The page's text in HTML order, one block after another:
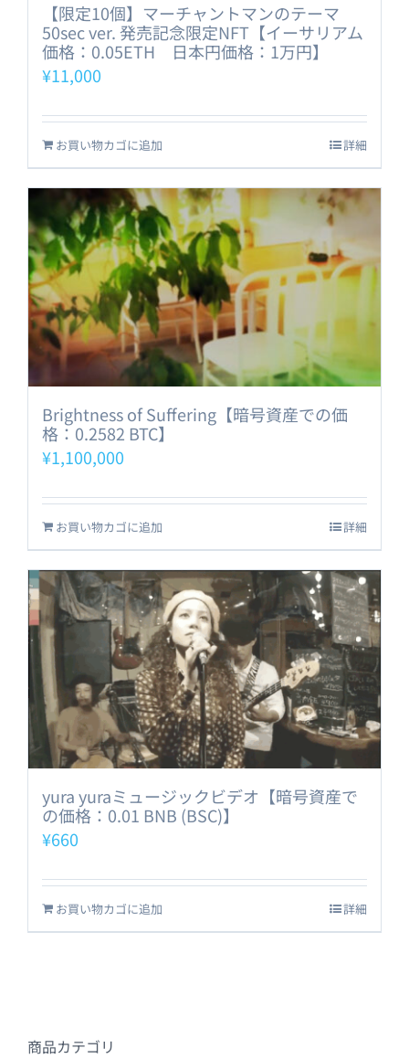
【限定10個】マーチャントマンのテーマ
50sec ver. 発売記念限定NFT【イーサリアム
価格：0.05ETH 日本円価格：1万円】
¥11,000
お買い物カゴに追加 詳細
Brightness of Suffering【暗号資産での価
格：0.2582 BTC】
¥1,100,000
お買い物カゴに追加 詳細
yura yuraミュージックビデオ【暗号資産で
の価格：0.01 BNB (BSC)】
¥660
お買い物カゴに追加 詳細
商品カテゴリ